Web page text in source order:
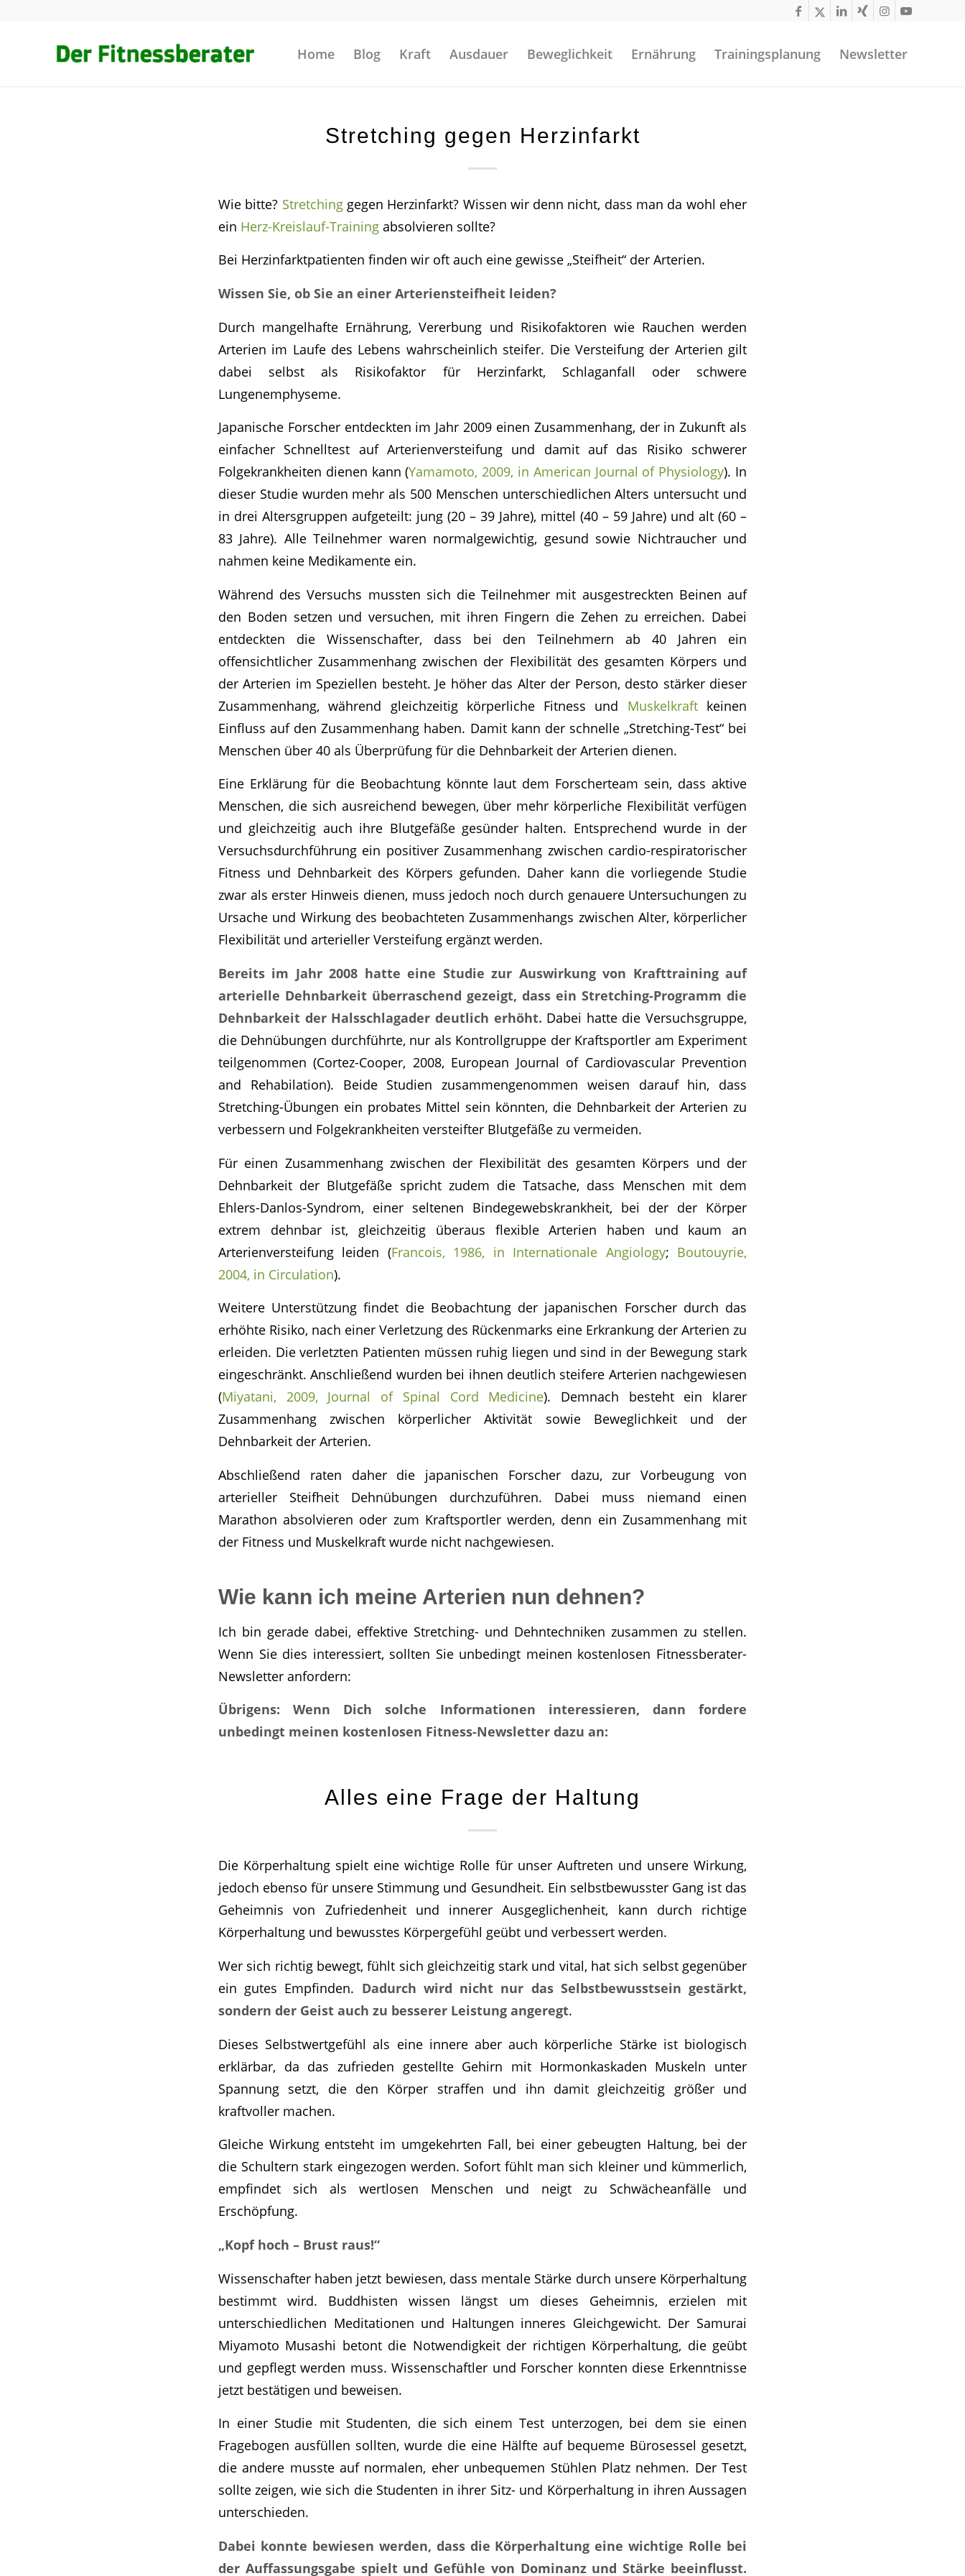
Home Blog Kraft Ausdauer Beweglichkeit Ernährung Trainingsplanung Newsletter
Stretching gegen Herzinfarkt
Wie bitte? Stretchinggegen Herzinfarkt? Wissen wir denn nicht, dass man da wohl eher
ein Herz-Kreislauf-Training absolvieren sollte?
Bei Herzinfarktpatienten finden wir oft auch eine gewisse „Steifheit“ der Arterien.
Wissen Sie, ob Sie an einer Arteriensteifheit leiden?
Durch mangelhafte Ernährung, Vererbung und Risikofaktoren wie Rauchen werden
Arterien im Laufe des Lebens wahrscheinlich steifer. Die Versteifung der Arterien gilt
dabei selbst als Risikofaktor für Herzinfarkt, Schlaganfall oder schwere
Lungenemphyseme.
Japanische Forscher entdeckten im Jahr 2009 einen Zusammenhang, der in Zukunft als
einfacher Schnelltest auf Arterienversteifung und damit auf das Risiko schwerer
Folgekrankheiten dienen kann (Yamamoto, 2009, in American Journal of Physiology). In
dieser Studie wurden mehr als 500 Menschen unterschiedlichen Alters untersucht und
in drei Altersgruppen aufgeteilt: jung (20 – 39 Jahre), mittel (40 – 59 Jahre) und alt (60 –
83 Jahre). Alle Teilnehmer waren normalgewichtig, gesund sowie Nichtraucher und
nahmen keine Medikamente ein.
Während des Versuchs mussten sich die Teilnehmer mit ausgestreckten Beinen auf
den Boden setzen und versuchen, mit ihren Fingern die Zehen zu erreichen. Dabei
entdeckten die Wissenschafter, dass bei den Teilnehmern ab 40 Jahren ein
offensichtlicher Zusammenhang zwischen der Flexibilität des gesamten Körpers und
der Arterien im Speziellen besteht. Je höher das Alter der Person, desto stärker dieser
Zusammenhang, während gleichzeitig körperliche Fitness und Muskelkraftkeinen
Einfluss auf den Zusammenhang haben. Damit kann der schnelle „Stretching-Test“ bei
Menschen über 40 als Überprüfung für die Dehnbarkeit der Arterien dienen.
Eine Erklärung für die Beobachtung könnte laut dem Forscherteam sein, dass aktive
Menschen, die sich ausreichend bewegen, über mehr körperliche Flexibilität verfügen
und gleichzeitig auch ihre Blutgefäße gesünder halten. Entsprechend wurde in der
Versuchsdurchführung ein positiver Zusammenhang zwischen cardio-respiratorischer
Fitness und Dehnbarkeit des Körpers gefunden. Daher kann die vorliegende Studie
zwar als erster Hinweis dienen, muss jedoch noch durch genauere Untersuchungen zu
Ursache und Wirkung des beobachteten Zusammenhangs zwischen Alter, körperlicher
Flexibilität und arterieller Versteifung ergänzt werden.
Bereits im Jahr 2008 hatte eine Studie zur Auswirkung von Krafttraining auf
arterielle Dehnbarkeit überraschend gezeigt, dass ein Stretching-Programm die
Dehnbarkeit der Halsschlagader deutlich erhöht. Dabei hatte die Versuchsgruppe,
die Dehnübungen durchführte, nur als Kontrollgruppe der Kraftsportler am Experiment
teilgenommen (Cortez-Cooper, 2008, European Journal of Cardiovascular Prevention
and Rehabilation). Beide Studien zusammengenommen weisen darauf hin, dass
Stretching-Übungen ein probates Mittel sein könnten, die Dehnbarkeit der Arterien zu
verbessern und Folgekrankheiten versteifter Blutgefäße zu vermeiden.
Für einen Zusammenhang zwischen der Flexibilität des gesamten Körpers und der
Dehnbarkeit der Blutgefäße spricht zudem die Tatsache, dass Menschen mit dem
Ehlers-Danlos-Syndrom, einer seltenen Bindegewebskrankheit, bei der der Körper
extrem dehnbar ist, gleichzeitig überaus flexible Arterien haben und kaum an
Arterienversteifung leiden (Francois, 1986, in Internationale Angiology; Boutouyrie,
2004, in Circulation).
Weitere Unterstützung findet die Beobachtung der japanischen Forscher durch das
erhöhte Risiko, nach einer Verletzung des Rückenmarks eine Erkrankung der Arterien zu
erleiden. Die verletzten Patienten müssen ruhig liegen und sind in der Bewegung stark
eingeschränkt. Anschließend wurden bei ihnen deutlich steifere Arterien nachgewiesen
(Miyatani, 2009, Journal of Spinal Cord Medicine). Demnach besteht ein klarer
Zusammenhang zwischen körperlicher Aktivität sowie Beweglichkeit und der
Dehnbarkeit der Arterien.
Abschließend raten daher die japanischen Forscher dazu, zur Vorbeugung von
arterieller Steifheit Dehnübungen durchzuführen. Dabei muss niemand einen
Marathon absolvieren oder zum Kraftsportler werden, denn ein Zusammenhang mit
der Fitness und Muskelkraft wurde nicht nachgewiesen.
Wie kann ich meine Arterien nun dehnen?
Ich bin gerade dabei, effektive Stretching- und Dehntechniken zusammen zu stellen.
Wenn Sie dies interessiert, sollten Sie unbedingt meinen kostenlosen Fitnessberater-
Newsletter anfordern:
Übrigens: Wenn Dich solche Informationen interessieren, dann fordere
unbedingt meinen kostenlosen Fitness-Newsletter dazu an:
Alles eine Frage der Haltung
Die Körperhaltung spielt eine wichtige Rolle für unser Auftreten und unsere Wirkung,
jedoch ebenso für unsere Stimmung und Gesundheit. Ein selbstbewusster Gang ist das
Geheimnis von Zufriedenheit und innerer Ausgeglichenheit, kann durch richtige
Körperhaltung und bewusstes Körpergefühl geübt und verbessert werden.
Wer sich richtig bewegt, fühlt sich gleichzeitig stark und vital, hat sich selbst gegenüber
ein gutes Empfinden. Dadurch wird nicht nur das Selbstbewusstsein gestärkt,
sondern der Geist auch zu besserer Leistung angeregt.
Dieses Selbstwertgefühl als eine innere aber auch körperliche Stärke ist biologisch
erklärbar, da das zufrieden gestellte Gehirn mit Hormonkaskaden Muskeln unter
Spannung setzt, die den Körper straffen und ihn damit gleichzeitig größer und
kraftvoller machen.
Gleiche Wirkung entsteht im umgekehrten Fall, bei einer gebeugten Haltung, bei der
die Schultern stark eingezogen werden. Sofort fühlt man sich kleiner und kümmerlich,
empfindet sich als wertlosen Menschen und neigt zu Schwächeanfälle und
Erschöpfung.
„Kopf hoch – Brust raus!“
Wissenschafter haben jetzt bewiesen, dass mentale Stärke durch unsere Körperhaltung
bestimmt wird. Buddhisten wissen längst um dieses Geheimnis, erzielen mit
unterschiedlichen Meditationen und Haltungen inneres Gleichgewicht. Der Samurai
Miyamoto Musashi betont die Notwendigkeit der richtigen Körperhaltung, die geübt
und gepflegt werden muss. Wissenschaftler und Forscher konnten diese Erkenntnisse
jetzt bestätigen und beweisen.
In einer Studie mit Studenten, die sich einem Test unterzogen, bei dem sie einen
Fragebogen ausfüllen sollten, wurde die eine Hälfte auf bequeme Bürosessel gesetzt,
die andere musste auf normalen, eher unbequemen Stühlen Platz nehmen. Der Test
sollte zeigen, wie sich die Studenten in ihrer Sitz- und Körperhaltung in ihren Aussagen
unterschieden.
Dabei konnte bewiesen werden, dass die Körperhaltung eine wichtige Rolle bei
der Auffassungsgabe spielt und Gefühle von Dominanz und Stärke beeinflusst.